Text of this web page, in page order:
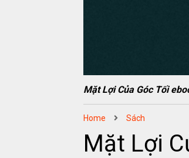
Mặt Lợi Của Góc Tối
Home Sách
Mặt Lợi